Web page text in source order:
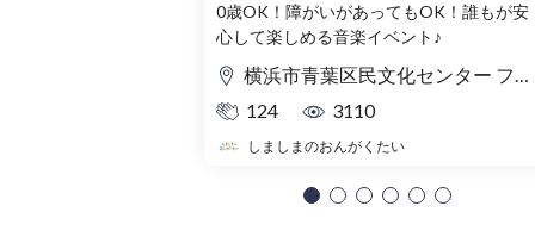
ん！〜
0歳OK！障がいがあってもOK！誰もが安
心して楽しめる音楽イベント♪
横浜市青葉区民文化センター フィリアホール
124
3110
しましまのおんがくたい